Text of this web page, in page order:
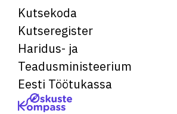
Kutsekoda
Kutseregister
Haridus- ja
Teadusministeerium
Eesti Töötukassa